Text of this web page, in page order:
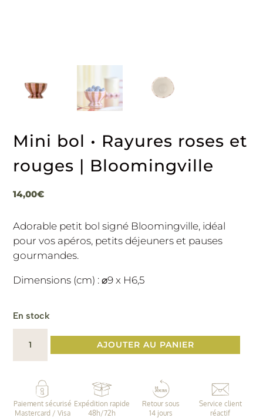
Mini bol • Rayures roses et
rouges | Bloomingville
14,00€
Adorable petit bol signé Bloomingville, idéal
pour vos apéros, petits déjeuners et pauses
gourmandes.
Dimensions (cm) : ⌀9 x H6,5
En stock
quantité
Mini
Rayures
AJOUTER AU PANIER
Paiement sécurisé
Mastercard / Visa
Expédition rapide
48h/72h
Retour sous
14 jours
Service client
réactif